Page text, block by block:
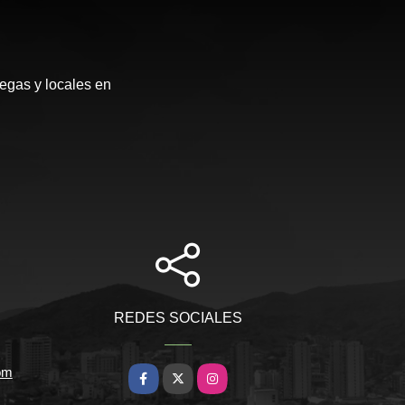
y locales en
REDES SOCIALES
Facebook
X Instagram